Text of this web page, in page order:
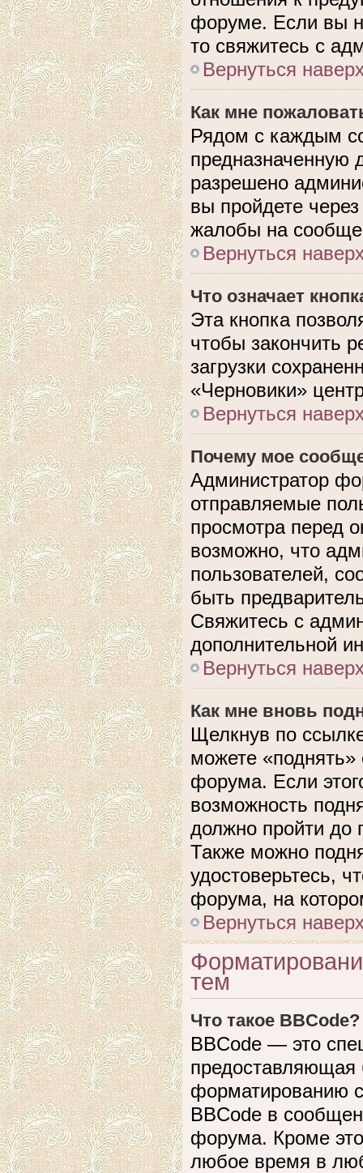
форуме. Если вы
то свяжитесь с
Вернуться
Как мне
Рядом с каждым
предназначенную
разрешено
вы пройдете
жалобы на
Вернуться
Что означает
Эта кнопка
чтобы закончить
загрузки
«Черновики»
Вернуться
Почему мое
Администратор
отправляемые
просмотра перед
возможно, что
пользователей,
быть
Свяжитесь с
дополнительной
Вернуться
Как мне вновь
Щелкнув по
можете
форума. Если
возможность
должно пройти до
Также можно
удостоверьтесь,
форума, на
Вернуться
тем
Что такое BBCode?
BBCode — это
предоставляющая
форматированию
BBCode в
форума. Кроме
любое время в